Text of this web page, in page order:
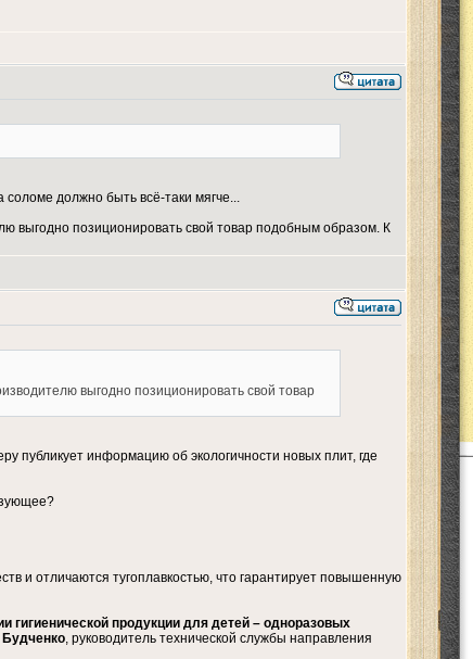
должно быть всё-таки мягче...
выгодно позиционировать свой товар подобным образом. К
выгодно позиционировать свой товар
публикует информацию об экологичности новых плит, где
и отличаются тугоплавкостью, что гарантирует повышенную
продукции для детей – одноразовых
Будченко, руководитель технической службы направления